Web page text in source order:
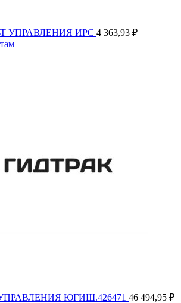
УПРАВЛЕНИЯ ИРС 4 363,93 ₽
ЮГИШ.426471 46 494,95 ₽